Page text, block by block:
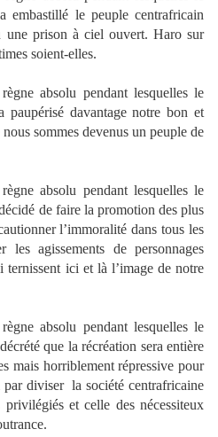
embastillé le peuple centrafricain
une prison à ciel ouvert. Haro sur
soient-elles.
absolu pendant lesquelles le
paupérisé davantage notre bon et
sommes devenus un peuple de
absolu pendant lesquelles le
de faire la promotion des plus
l’immoralité dans tous les
les agissements de personnages
ici et là l’image de notre
absolu pendant lesquelles le
que la récréation sera entière
mais horriblement répressive pour
diviser la société centrafricaine
privilégiés et celle des nécessiteux